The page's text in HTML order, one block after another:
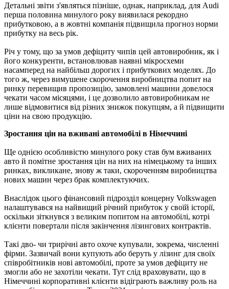
Детальні звіти з'являться пізніше, однак, наприклад, для Audi
перша половина минулого року виявилася рекордно
прибутковою, а в жовтні компанія підвищила прогноз норми
прибутку на весь рік.
Річ у тому, що за умов дефіциту чипів цей автовиробник, як і
його конкуренти, встановлював наявні мікросхеми
насамперед на найбільш дорогих і прибуткових моделях. До
того ж, через вимушене скорочення виробництва попит на
ринку перевищив пропозицію, замовлені машини довелося
чекати часом місяцями, і це дозволило автовиробникам не
лише відмовитися від різних знижок покупцям, а й підвищити
ціни на свою продукцію.
Зростання цін на вживані автомобілі в Німеччині
Ще однією особливістю минулого року став бум вживаних
авто й помітне зростання цін на них на німецькому та інших
ринках, викликане, знову ж таки, скороченням виробництва
нових машин через брак комплектуючих.
Внаслідок цього фінансовий підрозділ концерну Volkswagen
налаштувався на найвищий річний прибуток у своїй історії,
оскільки зіткнувся з великим попитом на автомобілі, котрі
клієнти повертали після закінчення лізингових контрактів.
Такі дво- чи трирічні авто охоче купували, зокрема, численні
фірми. Зазвичай вони купують або беруть у лізинг для своїх
співробітників нові автомобілі, проте за умов дефіциту не
змогли або не захотіли чекати. Тут слід враховувати, що в
Німеччині корпоративні клієнти відіграють важливу роль на